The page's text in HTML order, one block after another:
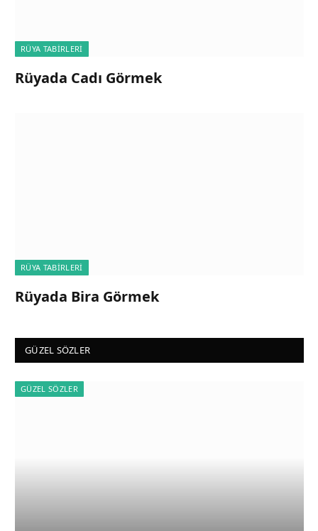
RÜYA TABIRLERI
Rüyada Cadı Görmek
RÜYA TABIRLERI
Rüyada Bira Görmek
GÜZEL SÖZLER
GÜZEL SÖZLER